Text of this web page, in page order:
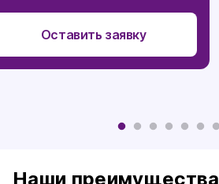
Оставить заявку
Наши преимущества